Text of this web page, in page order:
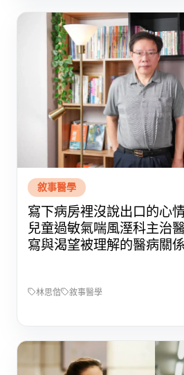
敘事醫學
寫下病房裡沒說出口的心
兒童過敏氣喘風溼科主治
寫與渴望被理解的醫病關係
林思偕 敘事醫學